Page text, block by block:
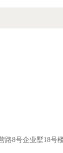
路8号企业墅18号